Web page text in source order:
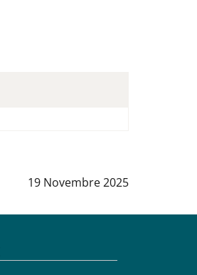
Data notizia:
19 Novembre 2025